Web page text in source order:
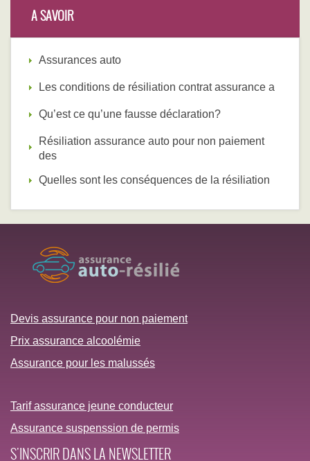
A SAVOIR
Assurances auto
Les conditions de résiliation contrat assurance a
Qu’est ce qu’une fausse déclaration?
Résiliation assurance auto pour non paiement
des
Quelles sont les conséquences de la résiliation
Devis assurance pour non paiement
Prix assurance alcoolémie
Assurance pour les malussés
Tarif assurance jeune conducteur
Assurance suspenssion de permis
S'INSCRIR DANS LA NEWSLETTER